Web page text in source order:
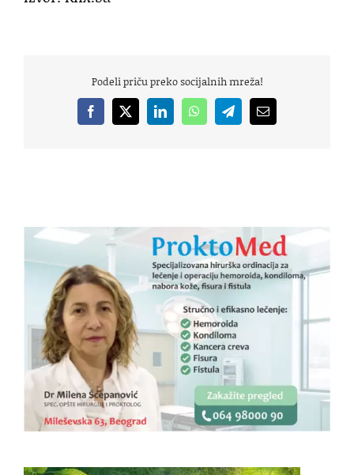
Podeli priču preko socijalnih mreža!
Facebook
X LinkedInWhatsAppTelegramEmail